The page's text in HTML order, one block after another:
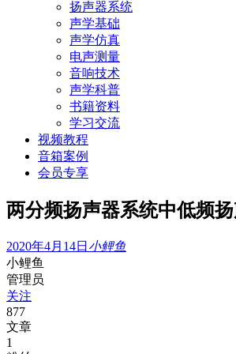
扬声器系统
声学基础
声学仿真
电声测量
音响技术
声学科普
书籍资料
学习交流
视频教程
音箱案例
会员专享
两分频扬声器系统中低频
2020年4月14日 小鲤鱼
小鲤鱼
管理员
关注
877
文章
1